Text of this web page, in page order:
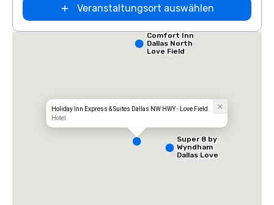
Veranstaltungsort auswählen
Holiday Inn Express & Suites Dallas NW HWY - Love Field
Hotel
Comfort Inn
Dallas North
Love Field
Airport
Super 8 by
Wyndham
Dallas Love